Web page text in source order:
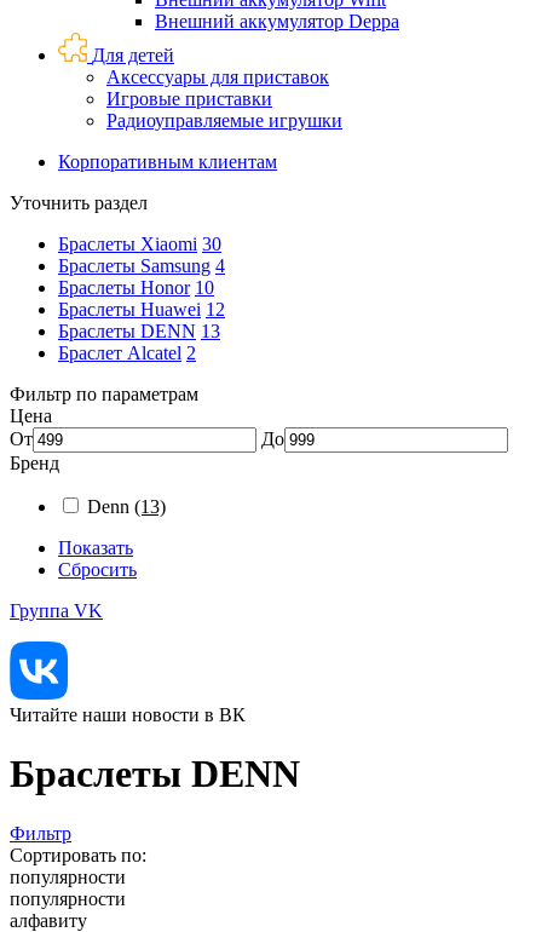
Внешний аккумулятор Deppa
Для детей
Аксессуары для приставок
Игровые приставки
Радиоуправляемые игрушки
Корпоративным клиентам
Уточнить раздел
Браслеты Xiaomi 30
Браслеты Samsung 4
Браслеты Honor 10
Браслеты Huawei 12
Браслеты DENN 13
Браслет Alcatel 2
Фильтр по параметрам
Цена
От
До
Бренд
Denn (13)
Показать
Сбросить
Группа VK
Читайте наши новости в ВК
Браслеты DENN
Фильтр
Сортировать по:
популярности
популярности
алфавиту